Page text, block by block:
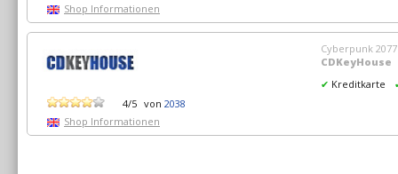
Shop Informationen
4/5 von 2038
Shop Informationen
Cyberpunk
CDKeyHouse
✔ Kreditkarte